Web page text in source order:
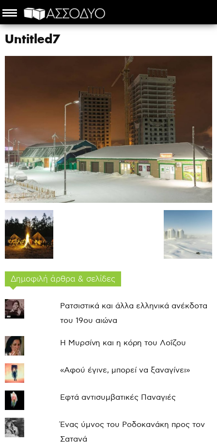
Untitled7
Δημοφιλή άρθρα & σελίδες
Ρατσιστικά και άλλα ελληνικά ανέκδοτα
του 19ου αιώνα
Η Μυρσίνη και η κόρη του Λοΐζου
«Αφού έγινε, μπορεί να ξαναγίνει»
Εφτά αντισυμβατικές Παναγιές
Ένας ύμνος του Ροδοκανάκη προς τον
Σατανά